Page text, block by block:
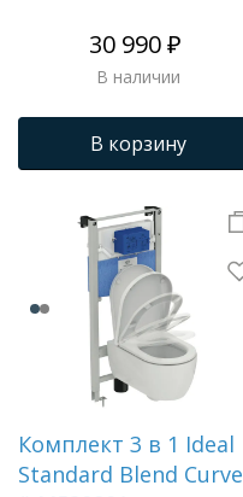
30 990 ₽
В наличии
В корзину
Комплект 3 в 1 Ideal
Standard Blend Сurve